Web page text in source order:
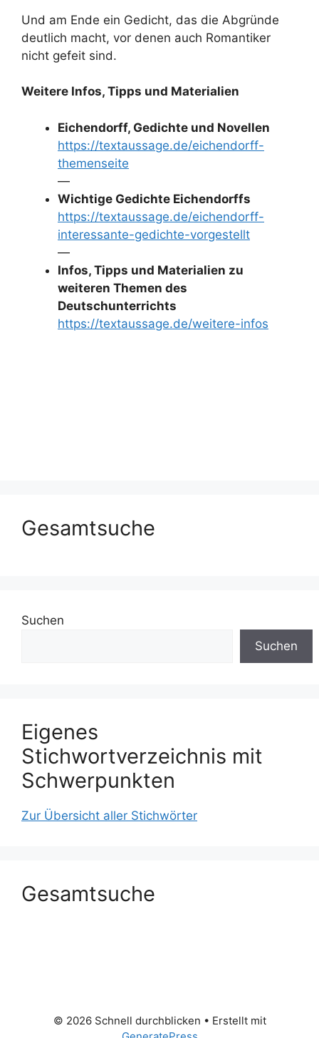
Und am Ende ein Gedicht, das die Abgründe
deutlich macht, vor denen auch Romantiker
nicht gefeit sind.
Weitere Infos, Tipps und Materialien
Eichendorff, Gedichte und Novellen
https://textaussage.de/eichendorff-
themenseite
—
Wichtige Gedichte Eichendorffs
https://textaussage.de/eichendorff-
interessante-gedichte-vorgestellt
—
Infos, Tipps und Materialien zu
weiteren Themen des
Deutschunterrichts
https://textaussage.de/weitere-infos
Gesamtsuche
Suchen
Suchen
Eigenes
Stichwortverzeichnis mit
Schwerpunkten
Zur Übersicht aller Stichwörter
Gesamtsuche
© 2026 Schnell durchblicken • Erstellt mit